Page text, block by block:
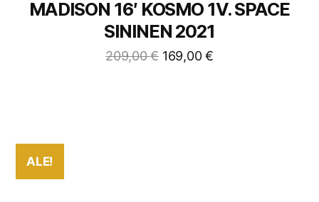
MADISON 16′ KOSMO 1V. SPACE
SININEN 2021
209,00€ 169,00€
ALE!